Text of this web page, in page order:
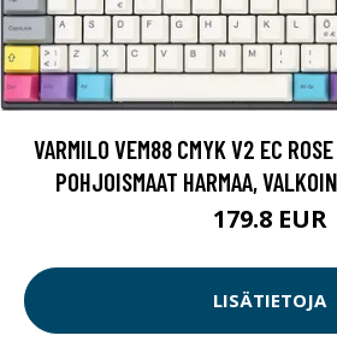
VARMILO VEM88 CMYK V2 EC
POHJOISMAAT HARMAA,
179.8 EUR
LISÄTIETOJA